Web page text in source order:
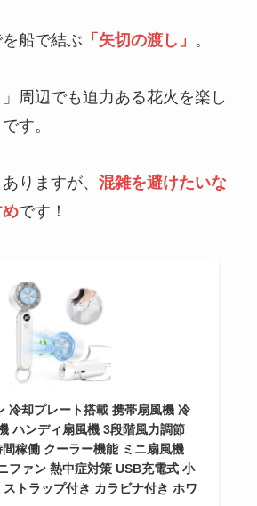
船で結ぶ 「矢切の渡し」 。
周辺でも迫力ある花火を楽し
す。
りますが、 混雑を避けたいな
です！
冷却プレート搭載 携帯扇風機 冷
ハンディ扇風機 3段階風力調節
稼働 クーラー機能 ミニ扇風機
ファン 熱中症対策 USB充電式 小
トラップ付き カラビナ付き ホワ